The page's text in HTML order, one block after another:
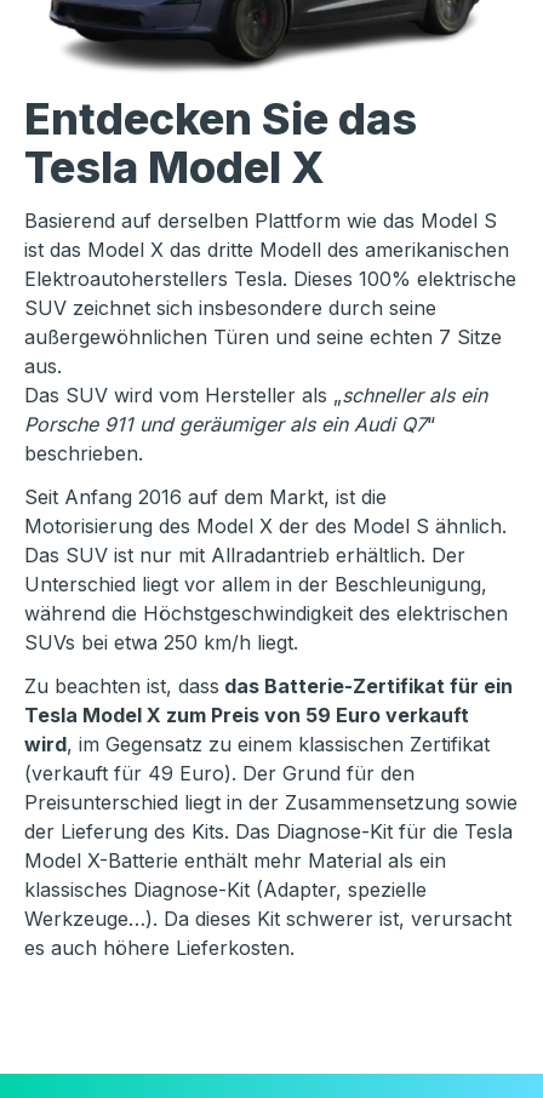
Entdecken Sie das
Tesla Model X
Basierend auf derselben Plattform wie das Model S
ist das Model X das dritte Modell des amerikanischen
Elektroautoherstellers Tesla. Dieses 100% elektrische
SUV zeichnet sich insbesondere durch seine
außergewöhnlichen Türen und seine echten 7 Sitze
aus.
Das SUV wird vom Hersteller als „schneller als ein
Porsche 911 und geräumiger als ein Audi Q7“
beschrieben.
Seit Anfang 2016 auf dem Markt, ist die
Motorisierung des Model X der des Model S ähnlich.
Das SUV ist nur mit Allradantrieb erhältlich. Der
Unterschied liegt vor allem in der Beschleunigung,
während die Höchstgeschwindigkeit des elektrischen
SUVs bei etwa 250 km/h liegt.
Zu beachten ist, dass das Batterie-Zertifikat für ein
Tesla Model X zum Preis von 59 Euro verkauft
wird, im Gegensatz zu einem klassischen Zertifikat
(verkauft für 49 Euro). Der Grund für den
Preisunterschied liegt in der Zusammensetzung sowie
der Lieferung des Kits. Das Diagnose-Kit für die Tesla
Model X-Batterie enthält mehr Material als ein
klassisches Diagnose-Kit (Adapter, spezielle
Werkzeuge…). Da dieses Kit schwerer ist, verursacht
es auch höhere Lieferkosten.